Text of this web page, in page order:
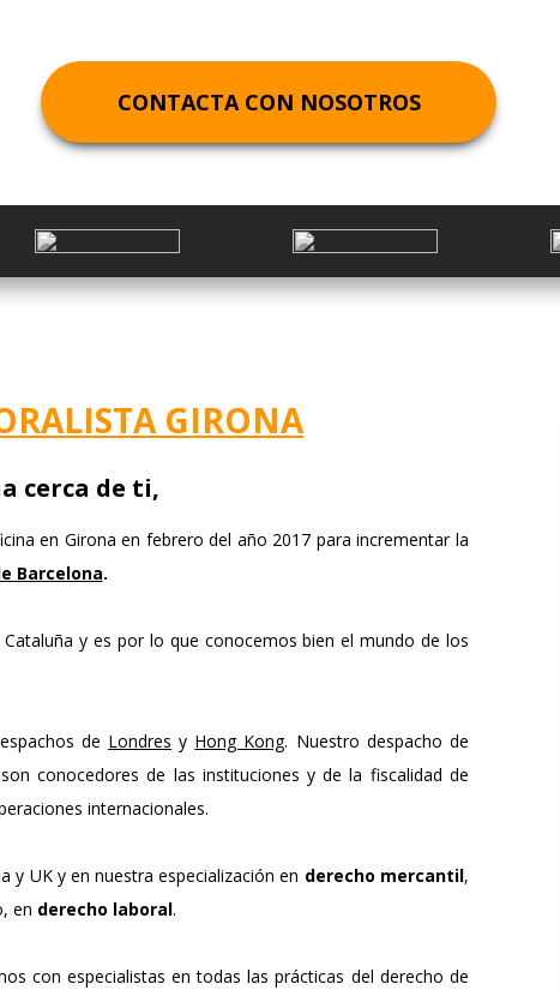
DERECHO PENAL ECONÓMICO
DERECHO COMUNITARIO EUROPEO E
ELABORACIÓN DE PLAN ESTRATÉGICO
PLANES ECONÓMICO-FINANCIEROS
MADRID
MÁLAGA
SAN SEBASTIÁN
ZARAGOZA
CONTACTA CON NOSOTROS
GIRONA
cerca de ti,
en Girona en febrero del año 2017 para incrementar la
Barcelona.
y es por lo que conocemos bien el mundo de los
de Londres y Hong Kong. Nuestro despacho de
conocedores de las instituciones y de la fiscalidad de
internacionales.
y UK y en nuestra especialización en derecho mercantil,
en derecho laboral.
con especialistas en todas las prácticas del derecho de